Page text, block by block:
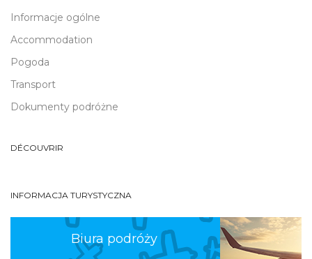
Informacje ogólne
Accommodation
Pogoda
Transport
Dokumenty podróżne
DÉCOUVRIR
INFORMACJA TURYSTYCZNA
Biura podróży